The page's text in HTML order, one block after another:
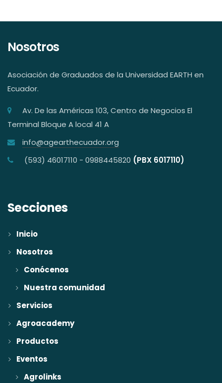
Nosotros
Asociación de Graduados de la Universidad EARTH en
Ecuador.
Av. De las Américas 103, Centro de Negocios El
Terminal Bloque A local 41 A
info@agearthecuador.org
(593) 46017110 - 0988445820 (PBX 6017110)
Secciones
Inicio
Nosotros
Conócenos
Nuestra comunidad
Servicios
Agroacademy
Productos
Eventos
Agrolinks